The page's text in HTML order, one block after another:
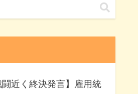
闘近く終決発言】雇用統